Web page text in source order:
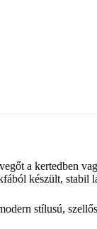
a kertedben
készült, stabil
stílusú,